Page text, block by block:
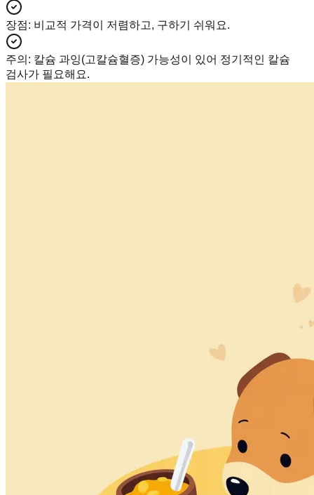
장점: 비교적 가격이 저렴하고, 구하기 쉬워요.
주의 : 칼슘 과잉(고칼슘혈증) 가능성이 있어 정기적인 칼슘
검사가 필요해요.